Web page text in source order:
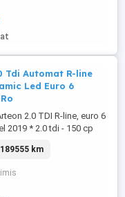
AISIN recunoscută
Tdi Automat R-line
Led Euro 6
2.0 TDI R-line, euro 6
2019 * 2.0 tdi - 150 cp
( decupeaza masinile
*Virtual Cockpit-
*Lane Assist *Side
Asistenta vizuala
km